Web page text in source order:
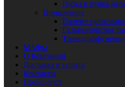
Гибка и рубка
Цинкование
Горячее
Гальваническое
МАФы
О Компании
Доставка и оплата
Контакты
Прайс-лист